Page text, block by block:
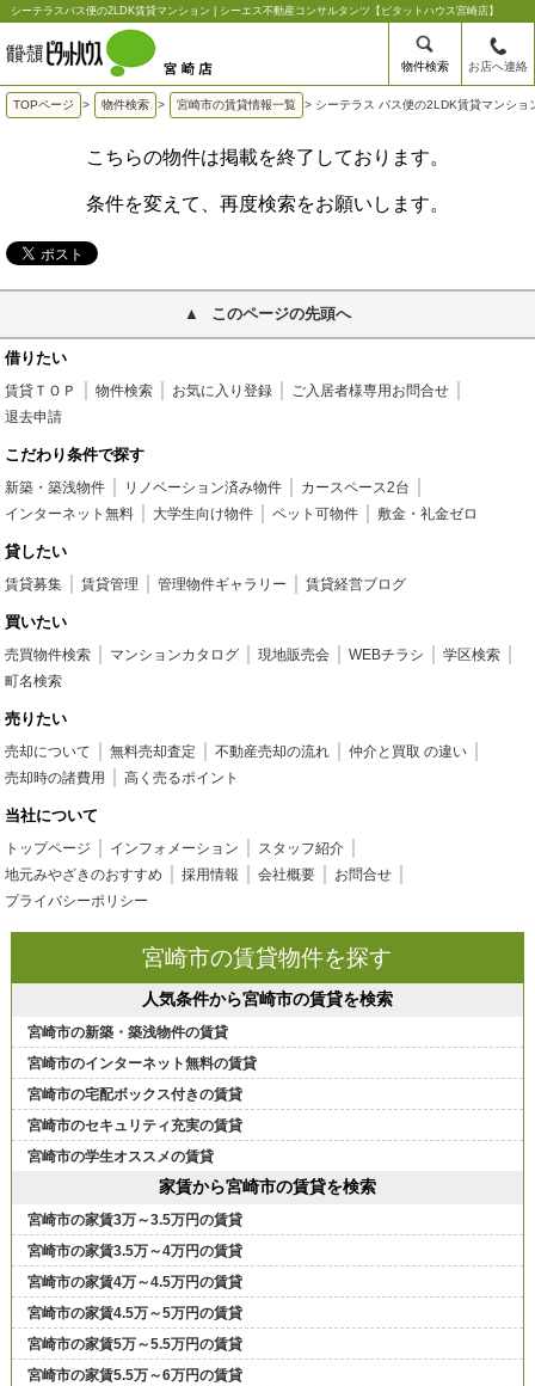
シーテラスバス便の2LDK賃貸マンション | シーエス不動産コンサルタンツ【ピタットハウス宮崎店】
物件検索 お店へ連絡
TOPページ > 物件検索 > 宮崎市の賃貸情報一覧 > シーテラス バス便の2LDK賃貸マンショ
こちらの物件は掲載を終了しております。
条件を変えて、再度検索をお願いします。
このページの先頭へ
借りたい
賃貸ＴＯＰ 物件検索 お気に入り登録
ご入居者様専用お問合せ
退去申請
こだわり条件で探す
新築・築浅物件 リノベーション済み物件
カースペース2台
インターネット無料
大学生向け物件 ペット可物件 敷金・礼金ゼロ
貸したい
賃貸募集 賃貸管理 管理物件ギャラリー 賃貸経営ブログ
買いたい
売買物件検索 マンションカタログ 現地販売会 WEBチラシ
学区検索
町名検索
売りたい
売却について 無料売却査定 不動産売却の流れ
仲介と買取 の違い
売却時の諸費用
高く売るポイント
当社について
トップページ インフォメーション
スタッフ紹介
地元みやざきのおすすめ
採用情報 会社概要
お問合せ
プライバシーポリシー
宮崎市の賃貸物件を探す
人気条件から宮崎市の賃貸を検索
宮崎市の新築・築浅物件の賃貸
宮崎市のインターネット無料の賃貸
宮崎市の宅配ボックス付きの賃貸
宮崎市のセキュリティ充実の賃貸
宮崎市の学生オススメの賃貸
家賃から宮崎市の賃貸を検索
宮崎市の家賃3万～3.5万円の賃貸
宮崎市の家賃3.5万～4万円の賃貸
宮崎市の家賃4万～4.5万円の賃貸
宮崎市の家賃4.5万～5万円の賃貸
宮崎市の家賃5万～5.5万円の賃貸
宮崎市の家賃5.5万～6万円の賃貸